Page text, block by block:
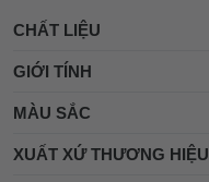
CHẤT LIỆU
GIỚI TÍNH
MÀU SẮC
XUẤT XỨ THƯƠNG HIỆU